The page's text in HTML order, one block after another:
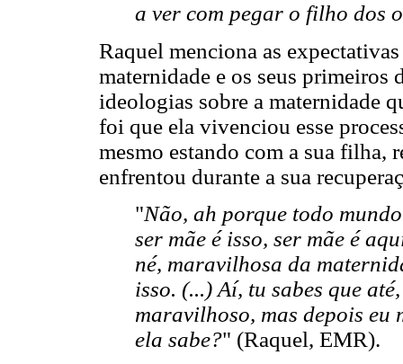
a ver com pegar o filho dos
Raquel menciona as
maternidade e os seus primeiros
ideologias sobre a maternidade
foi que ela vivenciou esse
mesmo estando com a sua filha,
enfrentou durante a sua
"Não, ah porque todo
ser mãe é isso, ser mãe é
né, maravilhosa da
isso. (...) Aí, tu sabes que
maravilhoso, mas depois eu
ela sabe?" (Raquel, EMR).